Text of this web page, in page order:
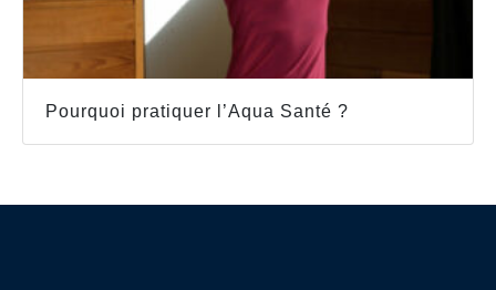
Pourquoi pratiquer l’Aqua Santé ?